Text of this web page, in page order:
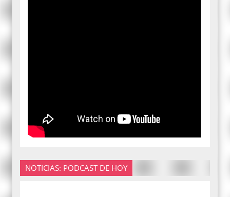
NOTICIAS: PODCAST DE HOY